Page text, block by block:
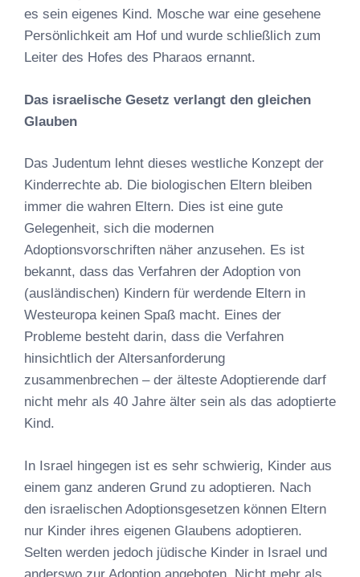
es sein eigenes Kind. Mosche war eine gesehene
Persönlichkeit am Hof und wurde schließlich zum
Leiter des Hofes des Pharaos ernannt.
Das israelische Gesetz verlangt den gleichen
Glauben
Das Judentum lehnt dieses westliche Konzept der
Kinderrechte ab. Die biologischen Eltern bleiben
immer die wahren Eltern. Dies ist eine gute
Gelegenheit, sich die modernen
Adoptionsvorschriften näher anzusehen. Es ist
bekannt, dass das Verfahren der Adoption von
(ausländischen) Kindern für werdende Eltern in
Westeuropa keinen Spaß macht. Eines der
Probleme besteht darin, dass die Verfahren
hinsichtlich der Altersanforderung
zusammenbrechen – der älteste Adoptierende darf
nicht mehr als 40 Jahre älter sein als das adoptierte
Kind.
In Israel hingegen ist es sehr schwierig, Kinder aus
einem ganz anderen Grund zu adoptieren. Nach
den israelischen Adoptionsgesetzen können Eltern
nur Kinder ihres eigenen Glaubens adoptieren.
Selten werden jedoch jüdische Kinder in Israel und
anderswo zur Adoption angeboten. Nicht mehr als